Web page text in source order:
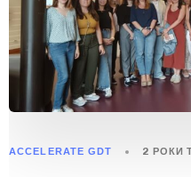
ACCELERATE GDT 2 РОКИ